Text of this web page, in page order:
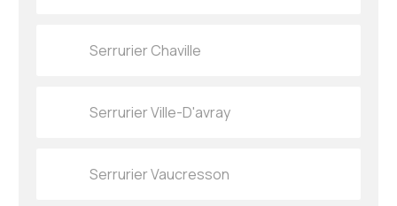
Serrurier Chaville
Serrurier Ville-D'avray
Serrurier Vaucresson